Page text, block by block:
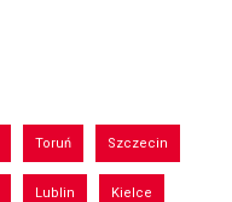
Toruń Szczecin
Lublin Kielce